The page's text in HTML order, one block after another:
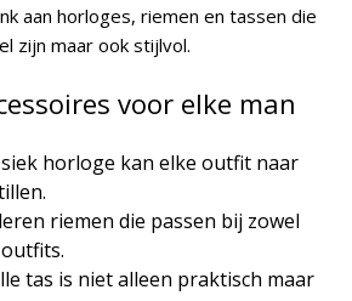
aan horloges, riemen en tassen die
zijn maar ook stijlvol.
voor elke man
horloge kan elke outfit naar
riemen die passen bij zowel
tas is niet alleen praktisch maar